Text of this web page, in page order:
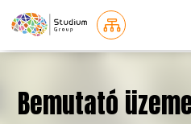

Bemutató